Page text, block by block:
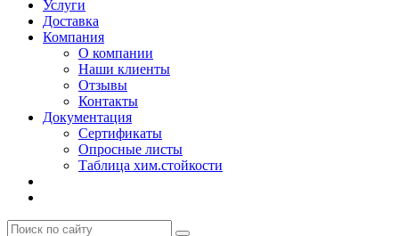
Услуги
Доставка
Компания
О компании
Наши клиенты
Отзывы
Контакты
Документация
Сертификаты
Опросные листы
Таблица хим.стойкости